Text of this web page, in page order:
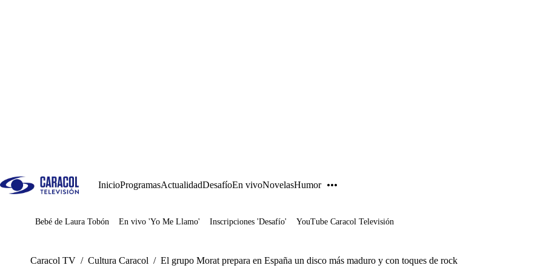
InicioProgramasActualidadDesafíoEn vivoNovelasHumor
Juegos
Bebé de Laura Tobón En vivo 'Yo Me Llamo' Inscripciones 'Desafío' YouTube Caracol Televisión
Caracol TV / Cultura Caracol / El grupo Morat prepara en España un disco más maduro y con toques de rock